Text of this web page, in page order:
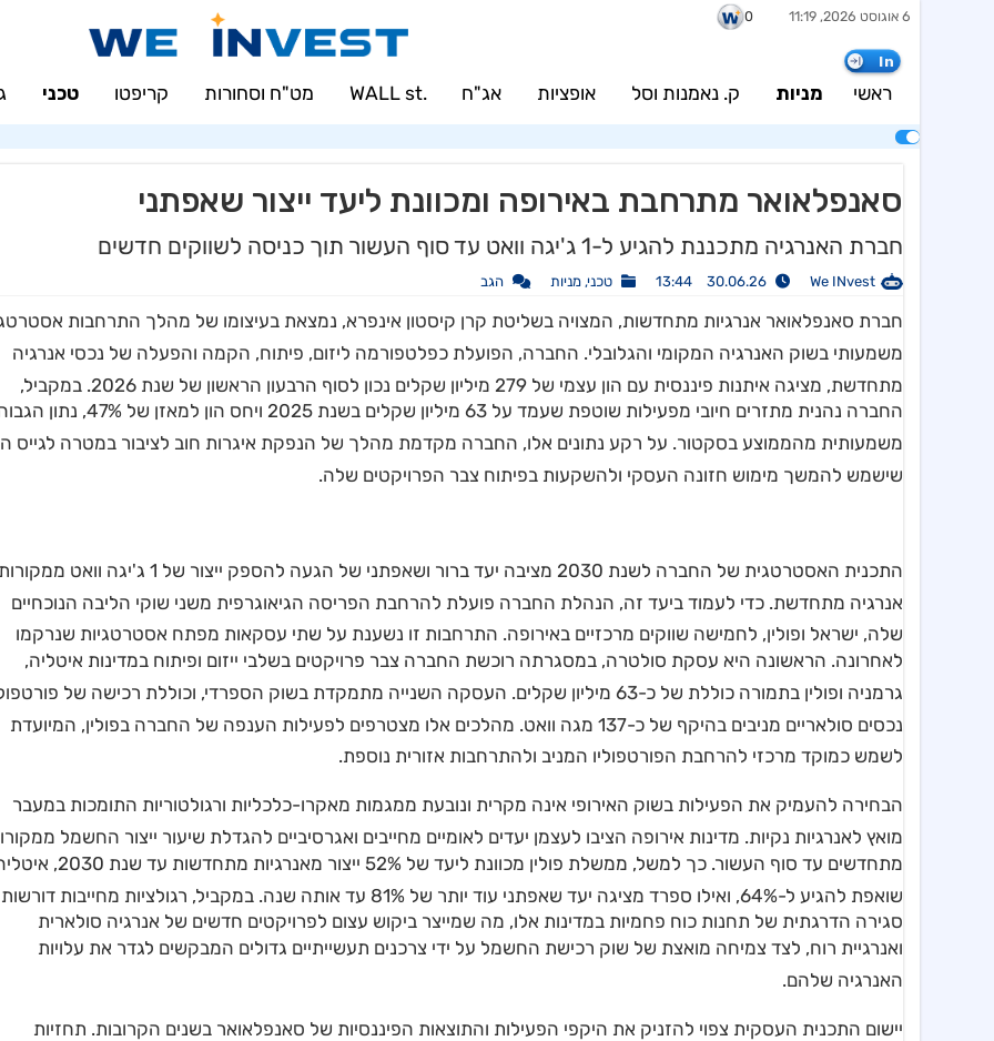
6 אוגוסט 2026, 11:19
In
0
ראשי מניות ק. נאמנות וסל אופציות אג"ח .WALL st מט"ח וסחורות קריפטו טכני
סאנפלאואר מתרחבת באירופה ומכוונת ליעד ייצור שאפתני
חברת האנרגיה מתכננת להגיע ל-1 ג'יגה וואט עד סוף העשור תוך כניסה לשווקים חדשים
We INvest
30.06.26 13:44 טכני, מניות הגב
חברת סאנפלאואר אנרגיות מתחדשות, המצויה בשליטת קרן קיסטון אינפרא, נמצאת בעיצומו של מהלך התרחבות
משמעותי בשוק האנרגיה המקומי והגלובלי. החברה, הפועלת כפלטפורמה ליזום, פיתוח, הקמה והפעלה של נכסי אנרגיה
מתחדשת, מציגה איתנות פיננסית עם הון עצמי של 279 מיליון שקלים נכון לסוף הרבעון הראשון של שנת 2026
. במקביל,
החברה נהנית מתזרים חיובי מפעילות שוטפת שעמד על 63 מיליון שקלים בשנת 2025 ויחס הון למאזן של 47%,
משמעותית מהממוצע בסקטור. על רקע נתונים אלו, החברה מקדמת מהלך של הנפקת איגרות חוב לציבור במטרה לגייס
שישמש להמשך מימוש חזונה העסקי ולהשקעות בפיתוח צבר הפרויקטים שלה.
התכנית האסטרטגית של החברה לשנת 2030 מציבה יעד ברור ושאפתני של הגעה להספק ייצור של 1 ג'יגה וואט ממקורות
אנרגיה מתחדשת. כדי לעמוד ביעד זה, הנהלת החברה פועלת להרחבת הפריסה הגיאוגרפית משני שוקי הליבה הנוכחיים
שלה, ישראל ופולין, לחמישה שווקים מרכזיים באירופה. התרחבות זו נשענת על שתי עסקאות מפתח אסטרטגיות שנרקמו
לאחרונה. הראשונה היא עסקת סולטרה, במסגרתה רוכשת החברה צבר פרויקטים בשלבי ייזום ופיתוח במדינות איטליה,
גרמניה ופולין בתמורה כוללת של כ-63 מיליון שקלים
. העסקה השנייה מתמקדת בשוק הספרדי, וכוללת רכישה של
נכסים סולאריים מניבים בהיקף של כ-137 מגה וואט
. מהלכים אלו מצטרפים לפעילות הענפה של החברה בפולין, המיועדת
לשמש כמוקד מרכזי להרחבת הפורטפוליו המניב ולהתרחבות אזורית נוספת.
הבחירה להעמיק את הפעילות בשוק האירופי אינה מקרית ונובעת ממגמות מאקרו-כלכליות ורגולטוריות התומכות במעבר
מואץ לאנרגיות נקיות. מדינות אירופה הציבו לעצמן יעדים לאומיים מחייבים ואגרסיביים להגדלת שיעור ייצור החשמל
מתחדשים עד סוף העשור. כך למשל, ממשלת פולין מכוונת ליעד של 52% ייצור מאנרגיות מתחדשות עד
שואפת להגיע ל-64%, ואילו ספרד מציגה יעד שאפתני עוד יותר של 81% עד אותה שנה
. במקביל, רגולציות מחייבות דורשות
סגירה הדרגתית של תחנות כוח פחמיות במדינות אלו, מה שמייצר ביקוש עצום לפרויקטים חדשים של אנרגיה סולארית
ואנרגיית רוח, לצד צמיחה מואצת של שוק רכישת החשמל על ידי צרכנים תעשייתיים גדולים המבקשים לגדר את עלויות
האנרגיה שלהם.
יישום התכנית העסקית צפוי להזניק את היקפי הפעילות והתוצאות הפיננסיות של סאנפלאואר בשנים הקרובות. תחזיות